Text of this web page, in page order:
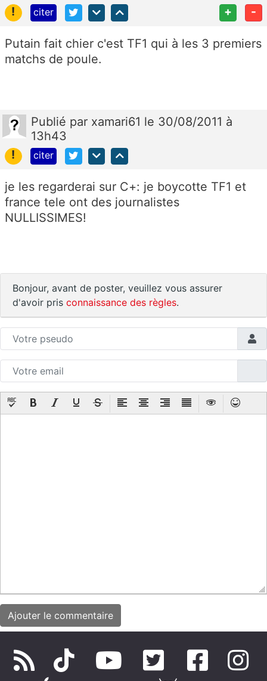
!
citer + -
Putain fait chier c'est TF1 qui à les 3 premiers
matchs de poule.
Publié par xamari61 le 30/08/2011 à
13h43
!
citer
je les regarderai sur C+: je boycotte TF1 et
france tele ont des journalistes
NULLISSIMES!
Bonjour, avant de poster, veuillez vous assurer
d'avoir pris connaissance des règles.